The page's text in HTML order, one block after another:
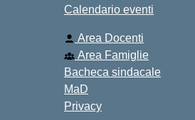
Calendario eventi
Area Docenti
Area Famiglie
Bacheca sindacale
MaD
Privacy